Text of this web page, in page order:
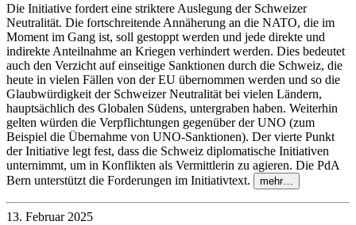
Die Initiative fordert eine striktere Auslegung der Schweizer
Neutralität. Die fortschreitende Annäherung an die NATO, die im
Moment im Gang ist, soll gestoppt werden und jede direkte und
indirekte Anteilnahme an Kriegen verhindert werden. Dies bedeutet
auch den Verzicht auf einseitige Sanktionen durch die Schweiz, die
heute in vielen Fällen von der EU übernommen werden und so die
Glaubwürdigkeit der Schweizer Neutralität bei vielen Ländern,
hauptsächlich des Globalen Südens, untergraben haben. Weiterhin
gelten würden die Verpflichtungen gegenüber der UNO (zum
Beispiel die Übernahme von UNO-Sanktionen). Der vierte Punkt
der Initiative legt fest, dass die Schweiz diplomatische Initiativen
unternimmt, um in Konflikten als Vermittlerin zu agieren. Die PdA
Bern unterstützt die Forderungen im Initiativtext.
mehr…
13. Februar 2025